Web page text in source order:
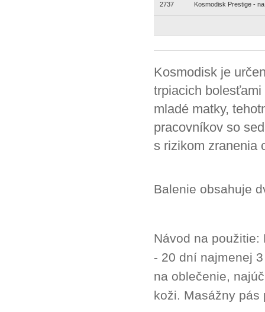
2737 Kosmodisk Prestige -
Kosmodisk je
trpiacich
mladé matky,
pracovníkov so
s rizikom zranenia
Balenie obsahuje
Návod na
- 20 dní najmenej
na oblečenie,
koži. Masážny pás